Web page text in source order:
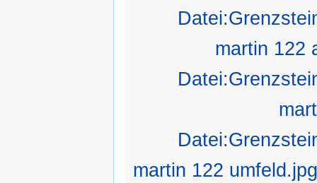
martin 122
martin 122 umfeld.jpg